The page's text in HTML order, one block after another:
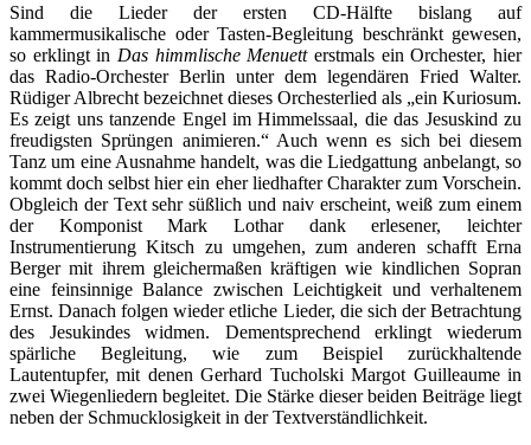
Sind die Lieder der ersten CD-Hälfte bislang auf
kammermusikalische oder Tasten-Begleitung beschränkt gewesen,
so erklingt in Das himmlische Menuetterstmals ein Orchester, hier
das Radio-Orchester Berlin unter dem legendären Fried Walter.
Rüdiger Albrecht bezeichnet dieses Orchesterlied als „ein Kuriosum.
Es zeigt uns tanzende Engel im Himmelssaal, die das Jesuskind zu
freudigsten Sprüngen animieren.“ Auch wenn es sich bei diesem
Tanz um eine Ausnahme handelt, was die Liedgattung anbelangt, so
kommt doch selbst hier ein eher liedhafter Charakter zum Vorschein.
Obgleich der Text sehr süßlich und naiv erscheint, weiß zum einem
der Komponist Mark Lothar dank erlesener, leichter
Instrumentierung Kitsch zu umgehen, zum anderen schafft Erna
Berger mit ihrem gleichermaßen kräftigen wie kindlichen Sopran
eine feinsinnige Balance zwischen Leichtigkeit und verhaltenem
Ernst. Danach folgen wieder etliche Lieder, die sich der Betrachtung
des Jesukindes widmen. Dementsprechend erklingt wiederum
spärliche Begleitung, wie zum Beispiel zurückhaltende
Lautentupfer, mit denen Gerhard Tucholski Margot Guilleaume in
zwei Wiegenliedern begleitet. Die Stärke dieser beiden Beiträge liegt
neben der Schmucklosigkeit in der Textverständlichkeit.